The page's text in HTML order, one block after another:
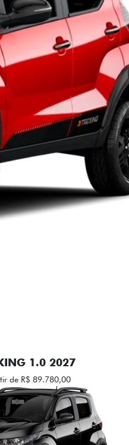
1.0 2027
de R$ 89.780,00